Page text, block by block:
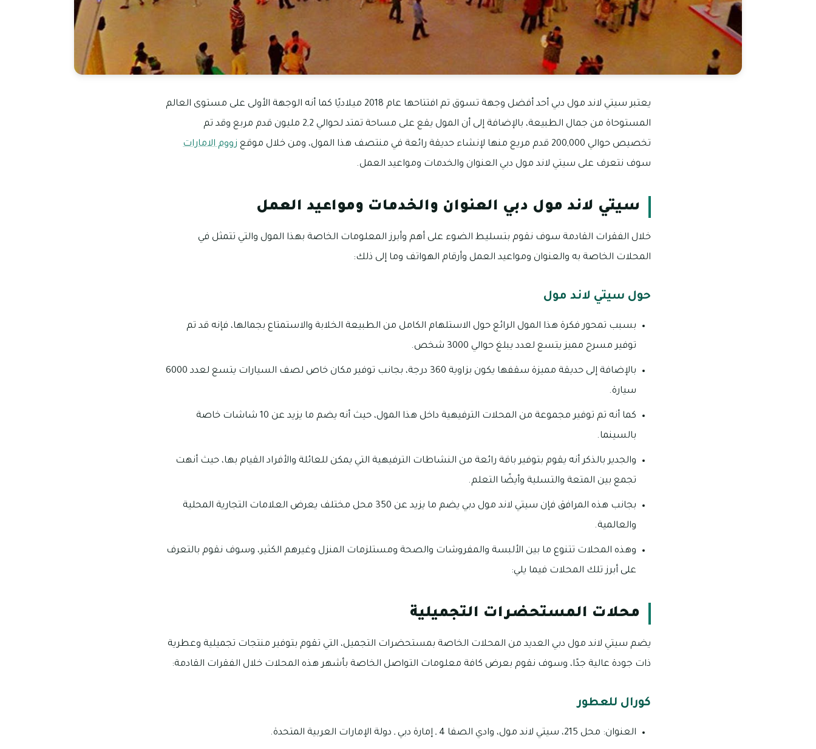
يعتبر سيتي لاند مول دبي أحد أفضل وجهة تسوق تم افتتاحها عام 2018 ميلاديًا كما أنه الوجهة الأولى على مستوى العالم
المستوحاة من جمال الطبيعة، بالإضافة إلى أن المول يقع على مساحة تمتد لحوالي 2,2 مليون قدم مربع وقد تم
تخصيص حوالي 200,000 قدم مريع منها لإنشاء حديقة رائعة في منتصف هذا المول، ومن خلال موقع
زووم الامارات
سوف نتعرف على سيتي لاند مول دبي العنوان والخدمات ومواعيد العمل.
سيتي لاند مول دبي العنوان والخدمات ومواعيد العمل
خلال الفقرات القادمة سوف نقوم بتسليط الضوء على أهم وأبرز المعلومات الخاصة بهذا المول والتي تتمثل في
المحلات الخاصة به والعنوان ومواعيد العمل وأرقام الهواتف وما إلى ذلك:
حول سيتي لاند مول
بسبب تمحور فكرة هذا المول الرائع حول الاستلهام الكامل من الطبيعة الخلابة والاستمتاع بجمالها، فإنه قد تم
توفير مسرح مميز يتسع لعدد يبلغ حوالي 3000 شخص.
بالإضافة إلى حديقة مميزة سقفها يكون بزاوية 360 درجة، بجانب توفير مكان خاص لصف السيارات يتسع لعدد 6000
سيارة.
كما أنه تم توفير مجموعة من المحلات الترفيهية داخل هذا المول، حيث أنه يضم ما يزيد عن 10 شاشات خاصة
بالسينما.
والجدير بالذكر أنه يقوم بتوفير باقة رائعة من النشاطات الترفيهية التي يمكن للعائلة والأفراد القيام بها، حيث أنهت
تجمع بين المتعة والتسلية وأيضًا التعلم.
بجانب هذه المرافق فإن سيتي لاند مول دبي يضم ما يزيد عن 350 محل مختلف يعرض العلامات التجارية المحلية
والعالمية.
وهذه المحلات تتنوع ما بين الألبسة والمفروشات والصحة ومستلزمات المنزل وغيرهم الكثير، وسوف نقوم بالتعرف
على أبرز تلك المحلات فيما يلي:
محلات المستحضرات التجميلية
يضم سيتي لاند مول دبي العديد من المحلات الخاصة بمستحضرات التجميل، التي تقوم بتوفير منتجات تجميلية وعطرية
ذات جودة عالية جدًا، وسوف نقوم بعرض كافة معلومات التواصل الخاصة بأشهر هذه المحلات خلال الفقرات القادمة:
كورال للعطور
العنوان: محل 215، سيتي لاند مول، وادي الصفا 4 ـ إمارة دبي ـ دولة الإمارات العربية المتحدة.